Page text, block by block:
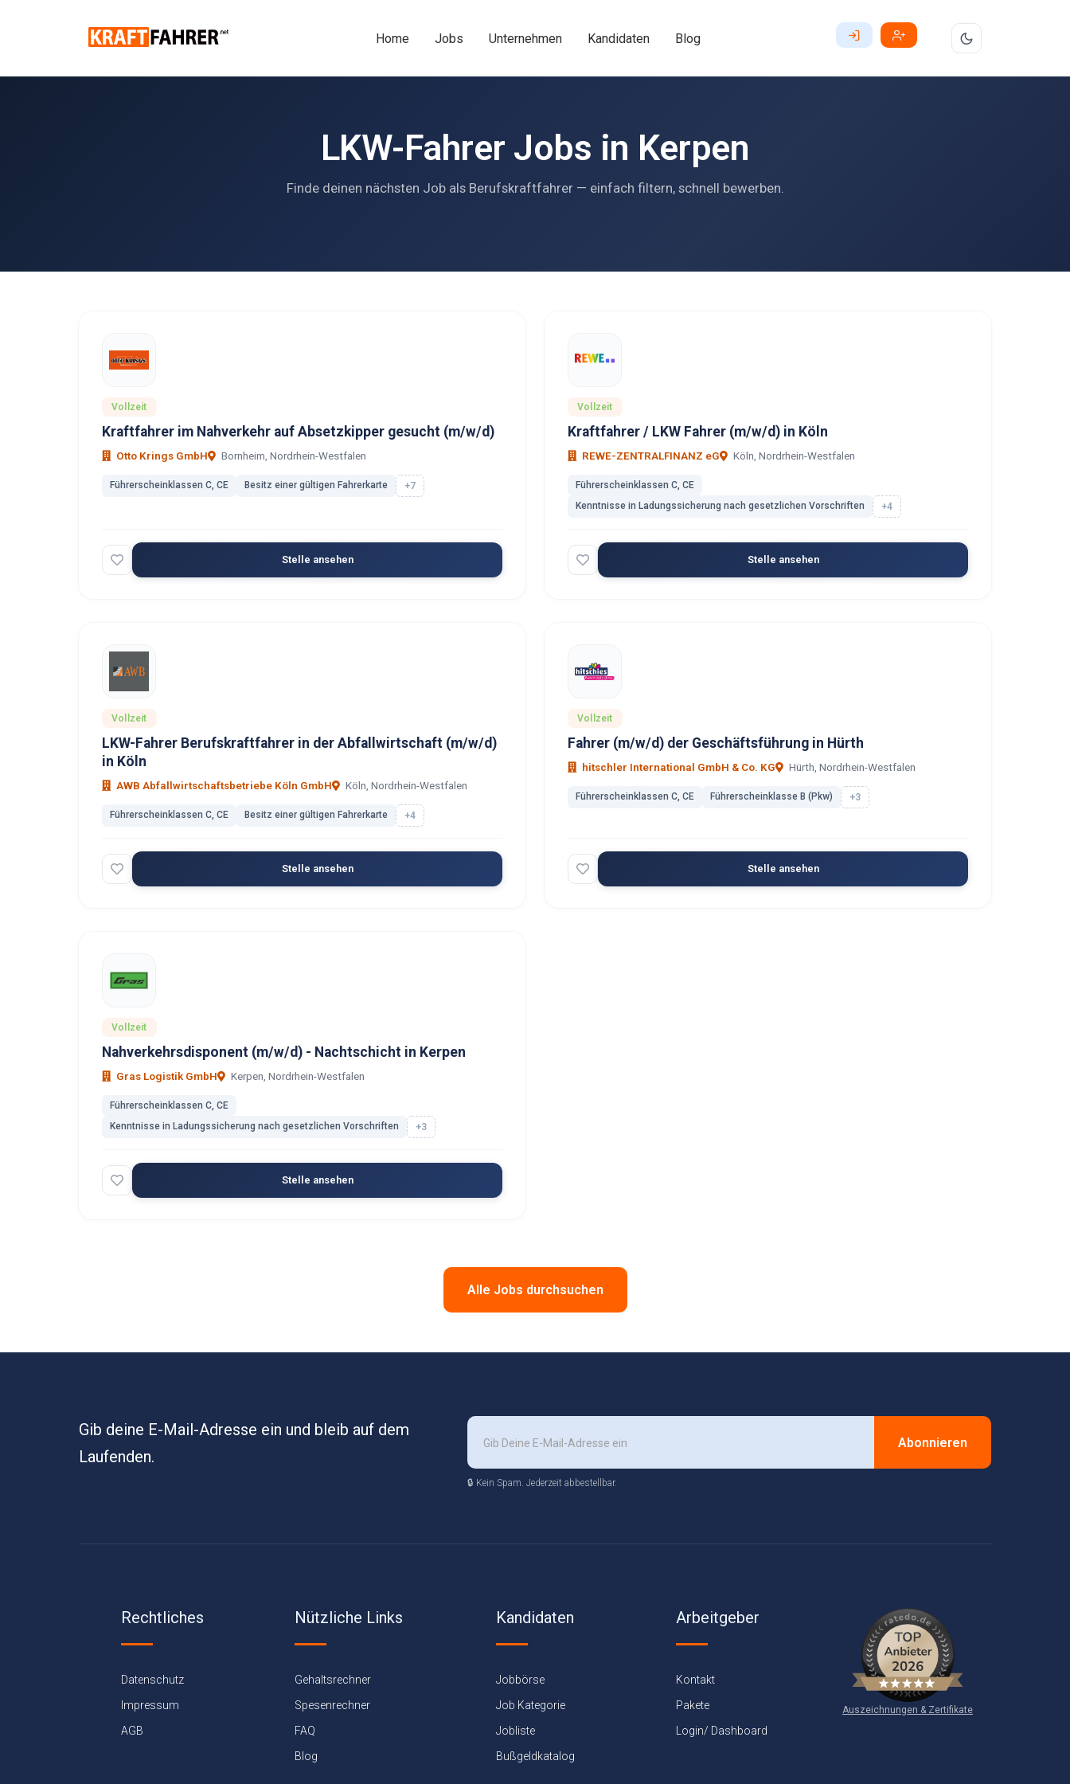
Home Jobs Unternehmen Kandidaten Blog
LKW-Fahrer Jobs in Kerpen
Finde deinen nächsten Job als Berufskraftfahrer — einfach filtern, schnell bewerben.
Vollzeit
Kraftfahrer im Nahverkehr auf Absetzkipper gesucht (m/w/d)
Otto Krings GmbH Bornheim, Nordrhein-Westfalen
Führerscheinklassen C, CE Besitz einer gültigen Fahrerkarte +7
Stelle ansehen
Vollzeit
Kraftfahrer / LKW Fahrer (m/w/d) in Köln
REWE-ZENTRALFINANZ eG Köln, Nordrhein-Westfalen
Führerscheinklassen C, CE
Kenntnisse in Ladungssicherung nach gesetzlichen Vorschriften
+4
Stelle ansehen
Vollzeit
LKW-Fahrer Berufskraftfahrer in der Abfallwirtschaft (m/w/d)
in Köln
AWB Abfallwirtschaftsbetriebe Köln GmbH Köln, Nordrhein-Westfalen
Führerscheinklassen C, CE Besitz einer gültigen Fahrerkarte +4
Stelle ansehen
Vollzeit
Fahrer (m/w/d) der Geschäftsführung in Hürth
hitschler International GmbH & Co. KG Hürth, Nordrhein-Westfalen
Führerscheinklassen C, CE Führerscheinklasse B (Pkw) +3
Stelle ansehen
Vollzeit
Nahverkehrsdisponent (m/w/d) - Nachtschicht in Kerpen
Gras Logistik GmbH Kerpen, Nordrhein-Westfalen
Führerscheinklassen C, CE
Kenntnisse in Ladungssicherung nach gesetzlichen Vorschriften
+3
Stelle ansehen
Alle Jobs durchsuchen
Gib deine E-Mail-Adresse ein und bleib auf dem
Laufenden.
Abonnieren
🔒 Kein Spam. Jederzeit abbestellbar.
Rechtliches
Datenschutz
Impressum
AGB
Nützliche Links
Gehaltsrechner
Spesenrechner
FAQ
Blog
Kandidaten
Jobbörse
Job Kategorie
Jobliste
Bußgeldkatalog
Arbeitgeber
Kontakt
Pakete
Login/ Dashboard
Auszeichnungen & Zertifikate